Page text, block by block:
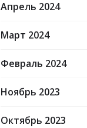
Апрель 2024
Март 2024
Февраль 2024
Ноябрь 2023
Октябрь 2023